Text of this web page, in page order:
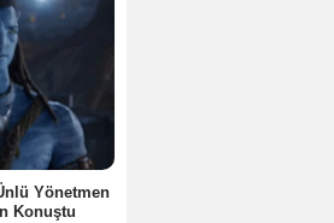
Yönetmen
Konuştu